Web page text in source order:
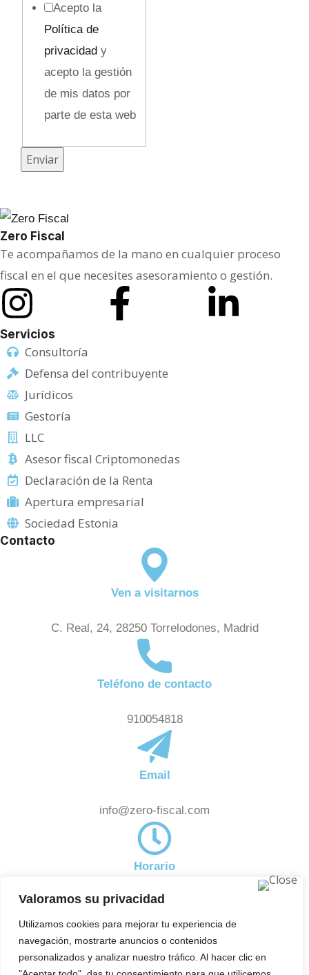
Valoramos su privacidad
Utilizamos cookies para mejorar tu experiencia de
navegación, mostrarte anuncios o contenidos
personalizados y analizar nuestro tráfico. Al hacer clic en
l
ó
n
i
c
o
Acepto la
Política de
privacidady
acepto la gestión
de mis datos por
parte de esta web
Enviar
Zero Fiscal
Te acompañamos de la mano en cualquier proceso
fiscal en el que necesites asesoramiento o gestión.
Servicios
Consultoría
Defensa del contribuyente
Jurídicos
Gestoría
LLC
Asesor fiscal Criptomonedas
Declaración de la Renta
Apertura empresarial
Sociedad Estonia
Contacto
Ven a visitarnos
C. Real, 24, 28250 Torrelodones, Madrid
Teléfono de contacto
910054818
Email
info@zero-fiscal.com
Horario
De 8:00am a 18:00pm
Noticias
Subscríbete a nuestra newsletter y estate al día de
aquellas novedades en el ámbito fiscal que pueden